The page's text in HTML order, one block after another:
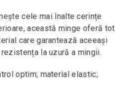
cele mai înalte cerințe
această minge oferă tot
care garantează aceeași
la uzură a mingii.
optim; material elastic;